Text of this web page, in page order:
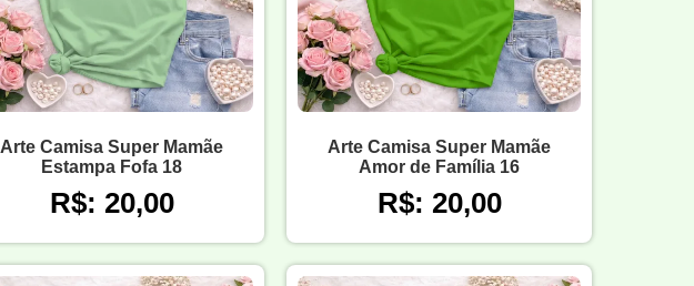
Arte Camisa Super Mamãe
Estampa Fofa 18
R$: 20,00
Arte Camisa Super Mamãe
Amor de Família 16
R$: 20,00